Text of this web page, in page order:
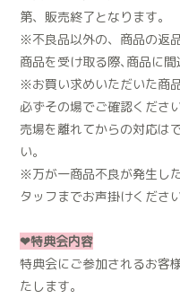
第、販売終了となります。
※不良品以外の、商品の返
商品を受け取る際､商品に
※お買い求めいただいた商
必ずその場でご確認ください
売場を離れてからの対応は
い。
※万が一商品不良が発生し
タッフまでお声掛けください
❤︎特典会内容
特典会にご参加されるお客
たします。